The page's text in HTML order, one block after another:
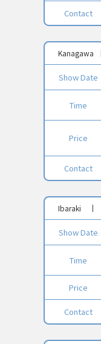
Contact
Kanagawa
Show Date
Time
Price
Contact
Ibaraki
Show Date
Time
Price
Contact